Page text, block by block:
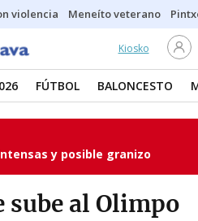
violencia Meneíto veterano
Kiosko
FÚTBOL BALONCESTO
y posible granizo
sube al Olimpo